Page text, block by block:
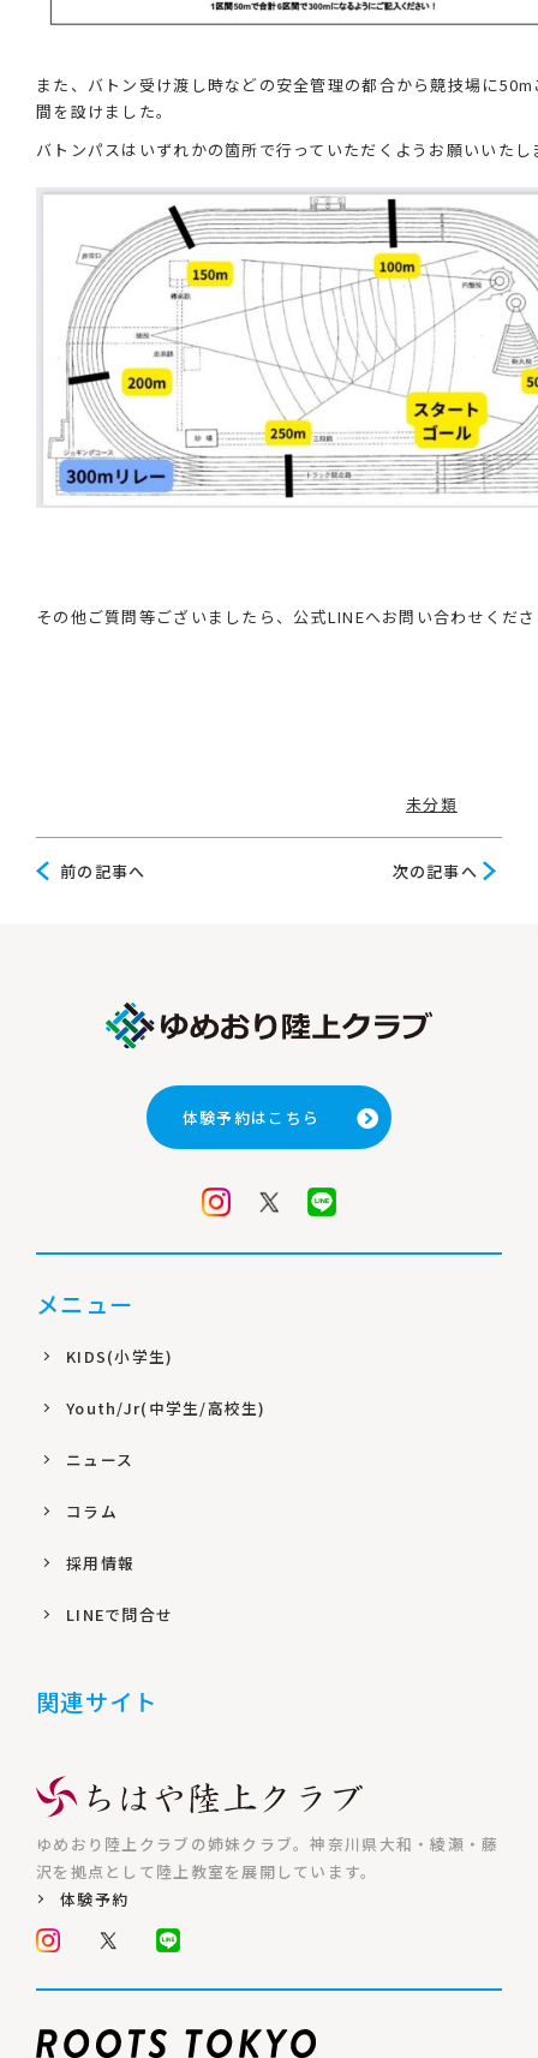
また、バトン受け渡し時などの安全管理の都合から競技場に
間を設けました。
バトンパスはいずれかの箇所で行っていただくようお願いいたし
その他ご質問等ございましたら、公式LINEへお問い合わせくだ
未分類
前
前の記事へ
次
次の記事へ
体験予約はこちら
メニュー
KIDS(小学生)
Youth/Jr(中学生/高校生)
ニュース
コラム
採用情報
LINEで問合せ
関連サイト
ゆめおり陸上クラブの姉妹クラブ。神奈川県大和・綾瀬・藤
沢を拠点として陸上教室を展開しています。
体験予約